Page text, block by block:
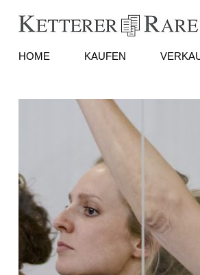
HOME KAUFEN